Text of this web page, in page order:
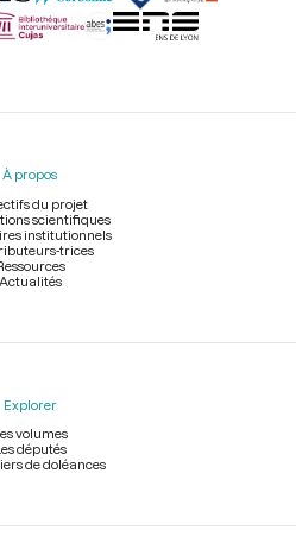
À propos
du projet
scientifiques
institutionnels
trices
Actualités
Explorer
volumes
députés
de doléances